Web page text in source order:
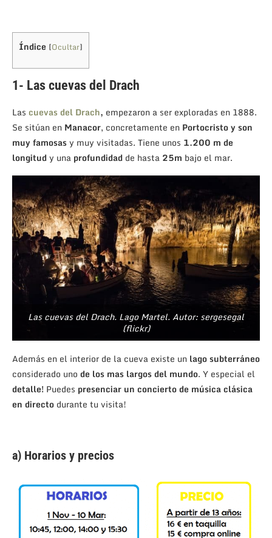
Índice [Ocultar]
1- Las cuevas del Drach
Las cuevas del Drach, empezaron a ser exploradas en 1888.
Se sitúan en Manacor, concretamente en Portocristo y son
muy famosasy muy visitadas. Tiene unos 1.200 m de
longitudy una profundidad de hasta 25m bajo el mar.
Las cuevas del Drach. Lago Martel. Autor: sergesegal
(flickr)
Además en el interior de la cueva existe un lago subterráneo
considerado uno de los mas largos del mundo. Y especial el
detalle! Puedes presenciar un concierto de música clásica
en directo durante tu visita!
a) Horarios y precios